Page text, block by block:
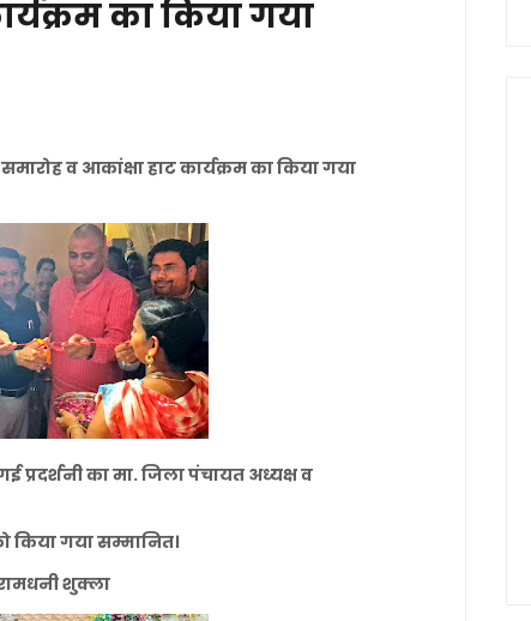
का किया गया
व आकांक्षा हाट कार्यक्रम का किया गया
प्रदर्शनी का मा. जिला पंचायत अध्यक्ष व
किया गया सम्मानित।
शुक्ला